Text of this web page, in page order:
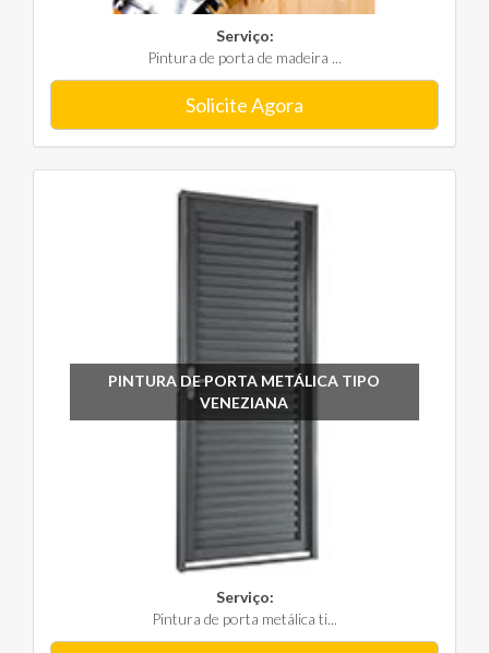
Serviço:
Pintura de porta de madeira ...
Solicite Agora
PINTURA DE PORTA METÁLICA TIPO
VENEZIANA
Serviço:
Pintura de porta metálica ti...